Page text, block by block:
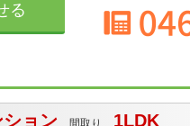
る
ョン 間取り 1LDK